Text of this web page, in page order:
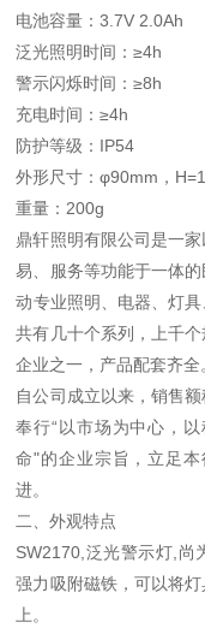
电池容量：3.7V 2.0Ah
泛光照明时间：≥4h
警示闪烁时间：≥8h
充电时间：≥4h
防护等级：IP54
外形尺寸：φ90mm，
重量：200g
鼎轩照明有限公司是一
易、服务等功能于一体
动专业照明、电器、灯
共有几十个系列，上千
企业之一，产品配套齐全
自公司成立以来，销售
奉行“以市场为中心，
命"的企业宗旨，立足
进。
二、外观特点
SW2170,泛光警示灯,尚
强力吸附磁铁，可以将
上。